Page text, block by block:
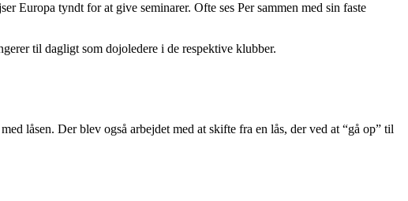
Europa tyndt for at give seminarer. Ofte ses Per sammen med sin faste
til dagligt som dojoledere i de respektive klubber.
låsen. Der blev også arbejdet med at skifte fra en lås, der ved at “gå op” til